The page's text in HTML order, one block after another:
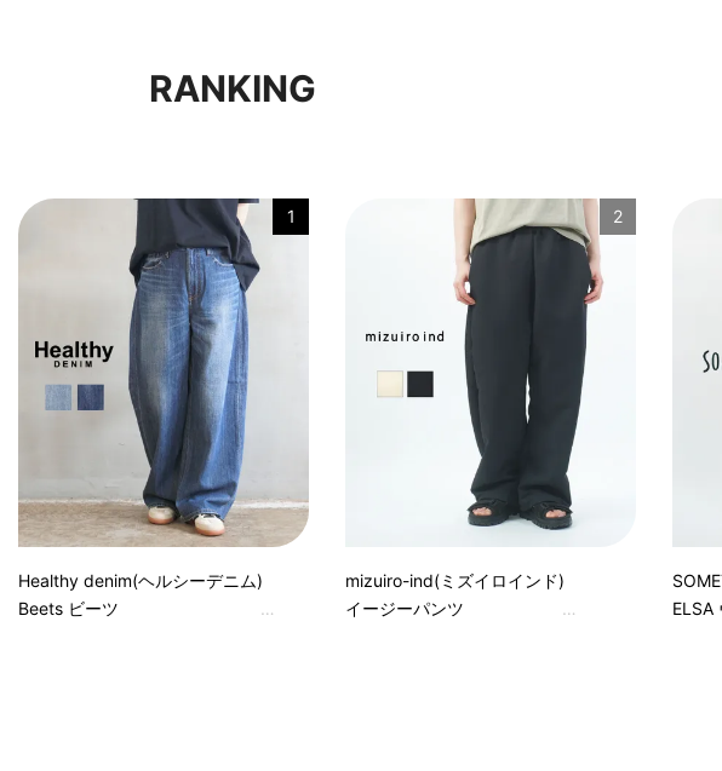
RANKING
1
Healthy denim(ヘルシーデニム)
Beets ビーツ
2
mizuiro-ind(ミズイロインド)
イージーパンツ
ELSA